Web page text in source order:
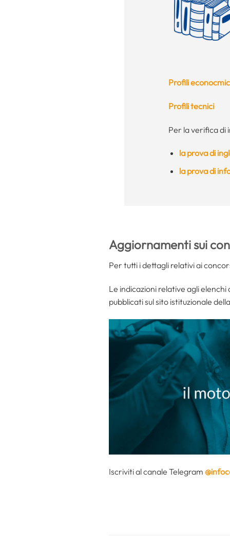
Profili
Profili tecnici
Per la verifica di
la prova di
la prova di
Aggiornamenti sui
Per tutti i dettagli relativi ai
Le indicazioni relative agli
pubblicati sul sito istituzionale della
Iscriviti al canale Telegram